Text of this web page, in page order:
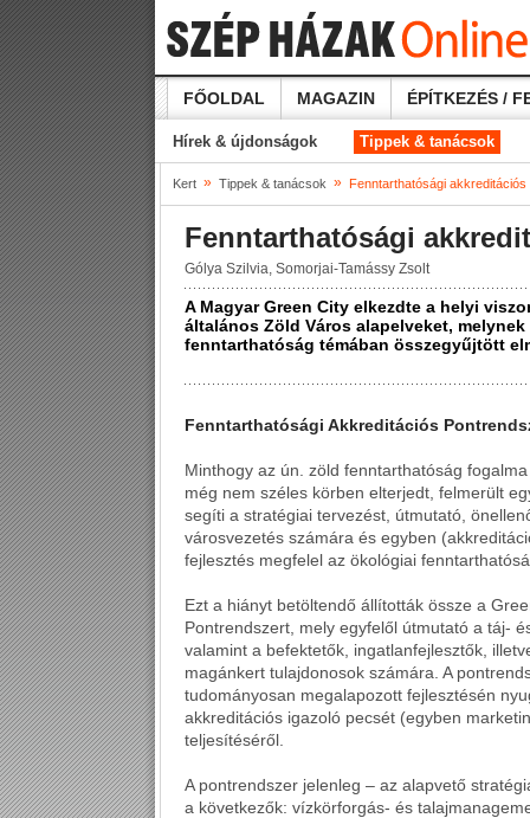
FŐOLDAL MAGAZIN ÉPÍTKEZÉS /
Hírek & újdonságok Tippek & tanácsok
Kert » Tippek & tanácsok » Fenntarthatósági
Fenntarthatósági
Gólya Szilvia, Somorjai-Tamássy Zsolt
A Magyar Green City elkezdte a helyi
általános Zöld Város alapelveket,
fenntarthatóság témában összegyűjtött
Fenntarthatósági Akkreditációs
Minthogy az ún. zöld fenntarthatóság
még nem széles körben elterjedt, felmerült
segíti a stratégiai tervezést, útmutató,
városvezetés számára és egyben
fejlesztés megfelel az ökológiai
Ezt a hiányt betöltendő állították össze a
Pontrendszert, mely egyfelől útmutató a táj-
valamint a befektetők, ingatlanfejlesztők,
magánkert tulajdonosok számára. A
tudományosan megalapozott fejlesztésén
akkreditációs igazoló pecsét (egyben
teljesítéséről.
A pontrendszer jelenleg – az alapvető
a következők: vízkörforgás- és